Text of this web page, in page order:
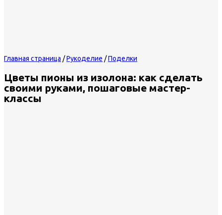
Главная страница /Рукоделие /Поделки
Цветы пионы из изолона: как сделать
своими руками, пошаговые мастер-
классы